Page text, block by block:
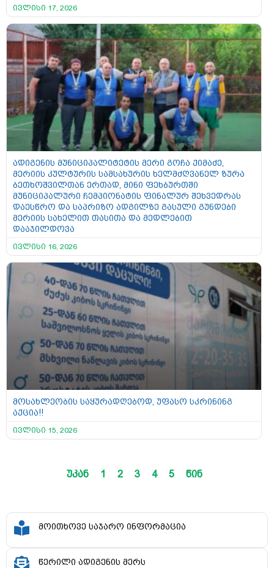
ივლისი 17, 2026
ადიგენის მუნიციპალიტეტის მერი გოჩა ქიმაძე,
მერიის კულტურის სამსახურის ხელმძღვანელ ზურა
ბეთხოშვილთან ერთად, მინი ფეხბურთში
მუნიციპალური ჩემპიონატის ფინალურ შეხვედრას
დაესწრო და საპრიზო ადგილზე გასული გუნდები
მერიის სახელით თასითა და მედლებით
დააჯილდოვა
ივლისი 16, 2026
მოსახლეობის საყურადღებოდ, უფასო სკრინინგ
აქცია!!
ივლისი 15, 2026
უკან 1 2 3 4 5 წინ
მოითხოვე საჯარო ინფორმაცია
წერილი ადიგენის მერს